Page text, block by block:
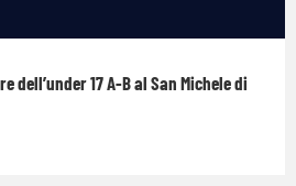
dell’under 17 A-B al San Michele di